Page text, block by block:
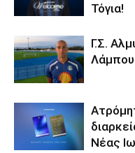
Τόγια!
Γ.Σ.
Λάμπου
Νέας